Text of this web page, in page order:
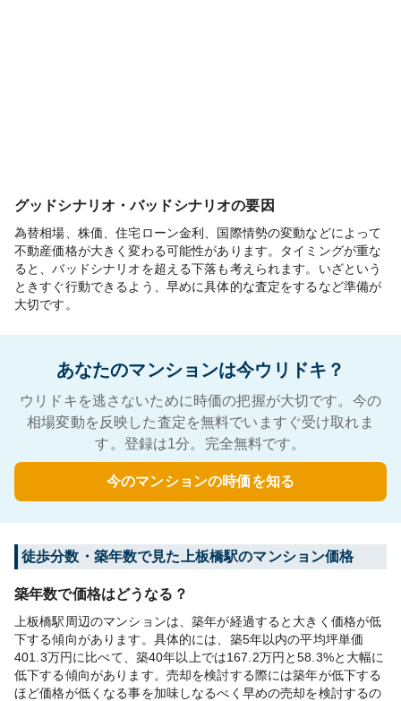
グッドシナリオ・バッドシナリオの要因
為替相場、株価、住宅ローン金利、国際情勢の変動などによって
不動産価格が大きく変わる可能性があります。タイミングが重な
ると、バッドシナリオを超える下落も考えられます。いざという
ときすぐ行動できるよう、早めに具体的な査定をするなど準備が
大切です。
あなたのマンションは今ウリドキ？
ウリドキを逃さないために時価の把握が大切です。今の
相場変動を反映した査定を無料でいますぐ受け取れま
す。登録は1分。完全無料です。
今のマンションの時価を知る
徒歩分数・築年数で見た上板橋駅のマンション価格
築年数で価格はどうなる？
上板橋駅周辺のマンションは、築年が経過すると大きく価格が低
下する傾向があります。具体的には、築5年以内の平均坪単価
401.3万円に比べて、築40年以上では167.2万円と58.3%と大幅に
低下する傾向があります。売却を検討する際には築年が低下する
ほど価格が低くなる事を加味しなるべく早めの売却を検討するの